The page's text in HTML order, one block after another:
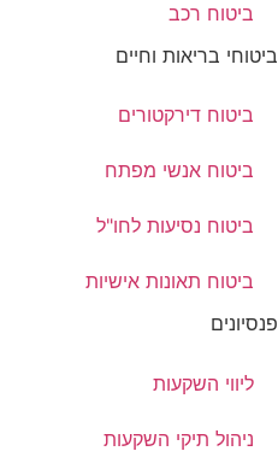
ביטוח רכב
ביטוחי בריאות וחיים
ביטוח דירקטורים
ביטוח אנשי מפתח
ביטוח נסיעות לחו"ל
ביטוח תאונות אישיות
פנסיונים
ליווי השקעות
ניהול תיקי השקעות